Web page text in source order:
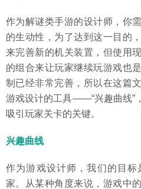
作为解谜类手游的设计师，你
的生动性，为了达到这一目的
来完善新的机关装置，但使用
的组合来让玩家继续玩游戏也
制已经非常完善，所以在这篇
游戏设计的工具——“兴趣曲线”
吸引玩家关卡的关键。
兴趣曲线
作为游戏设计师，我们的目
家。从某种角度来说，游戏中